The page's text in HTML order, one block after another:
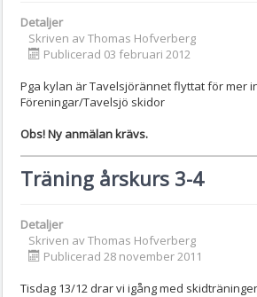
Detaljer
Skriven avThomas Hofverberg
Publicerad 03 februari 2012
Pga kylan är Tavelsjörännet flyttat för mer
Föreningar/Tavelsjö skidor
Obs! Ny anmälan krävs.
Träning årskurs 3-4
Detaljer
Skriven avThomas Hofverberg
Publicerad 28 november 2011
Tisdag 13/12 drar vi igång med